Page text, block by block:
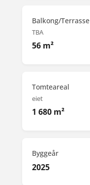
Balkong/Terrasse
TBA
56 m²
Tomteareal
eiet
1 680 m²
Byggeår
2025